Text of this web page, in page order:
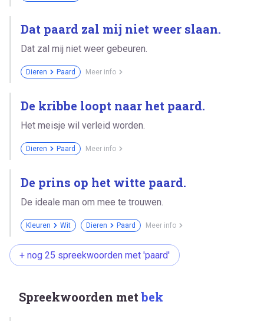
Dat paard zal mij niet weer slaan.
Dat zal mij niet weer gebeuren.
Dieren Paard Meer info
De kribbe loopt naar het paard.
Het meisje wil verleid worden.
Dieren Paard Meer info
De prins op het witte paard.
De ideale man om mee te trouwen.
Kleuren Wit Dieren Paard Meer info
+ nog 25 spreekwoorden met 'paard'
Spreekwoorden metbek